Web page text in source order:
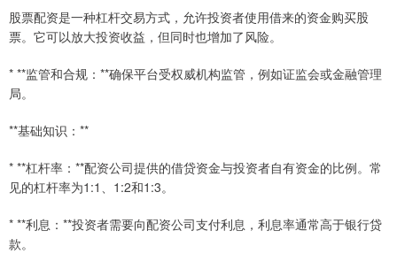
股票配资是一种杠杆交易方式，允许投资者使用借来的资金购买股
票。它可以放大投资收益，但同时也增加了风险。
* **监管和合规：**确保平台受权威机构监管，例如证监会或金融管理
局。
**基础知识：**
* **杠杆率：**配资公司提供的借贷资金与投资者自有资金的比例。常
见的杠杆率为1:1、1:2和1:3。
* **利息：**投资者需要向配资公司支付利息，利息率通常高于银行贷
款。